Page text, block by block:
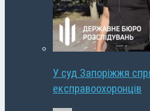
У суд Запоріжжя
експравоохоронців